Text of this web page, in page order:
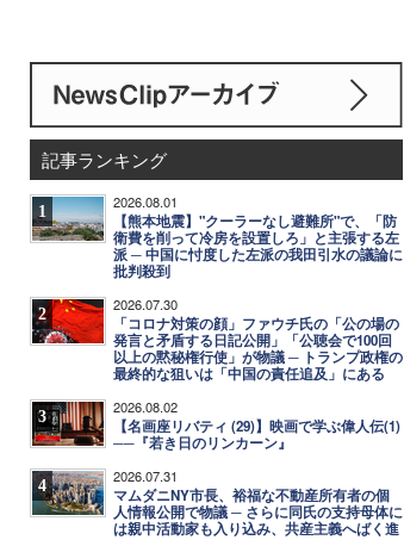
記事ランキング
1 2026.08.01
【熊本地震】"クーラーなし避難所"で、「防
衛費を削って冷房を設置しろ」と主張する左
派 ─ 中国に忖度した左派の我田引水の議論に
批判殺到
2 2026.07.30
「コロナ対策の顔」ファウチ氏の「公の場の
発言と矛盾する日記公開」「公聴会で100回
以上の黙秘権行使」が物議 ─ トランプ政権の
最終的な狙いは「中国の責任追及」にある
3 2026.08.02
【名画座リバティ (29)】映画で学ぶ偉人伝(1)
──『若き日のリンカーン』
4 2026.07.31
マムダニNY市長、裕福な不動産所有者の個
人情報公開で物議 ─ さらに同氏の支持母体に
は親中活動家も入り込み、共産主義へばく進